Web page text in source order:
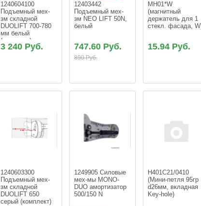
1240604100
Подъемный мех-
зм складной
DUOLIFT 700-780
мм белый
(комплект)
3 240 Руб.
12403442
Подъемный мех-
зм NEO LIFT 50N,
белый
747.60 Руб.
890 Руб.
MH01*W
(магнитный
держатель для 1
стекл. фасада,
15.94 Руб.
1240603300
Подъемный мех-
зм складной
DUOLIFT 650
серый (комплект)
1249905 Силовые
мех-мы MONO-
DUO амортизатор
500/150 N
H401C21/0410
(Мини-петля
d26мм, вкладная
Key-hole)